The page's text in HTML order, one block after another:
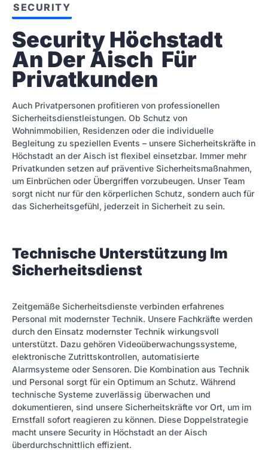
SECURITY
Security Höchstadt
An Der Aisch  Für
Privatkunden
Auch Privatpersonen profitieren von professionellen
Sicherheitsdienstleistungen. Ob Schutz von
Wohnimmobilien, Residenzen oder die individuelle
Begleitung zu speziellen Events – unsere Sicherheitskräfte in
Höchstadt an der Aisch ist flexibel einsetzbar. Immer mehr
Privatkunden setzen auf präventive Sicherheitsmaßnahmen,
um Einbrüchen oder Übergriffen vorzubeugen. Unser Team
sorgt nicht nur für den körperlichen Schutz, sondern auch für
das Sicherheitsgefühl, jederzeit in Sicherheit zu sein.
Technische Unterstützung Im
Sicherheitsdienst
Zeitgemäße Sicherheitsdienste verbinden erfahrenes
Personal mit modernster Technik. Unsere Fachkräfte werden
durch den Einsatz modernster Technik wirkungsvoll
unterstützt. Dazu gehören Videoüberwachungssysteme,
elektronische Zutrittskontrollen, automatisierte
Alarmsysteme oder Sensoren. Die Kombination aus Technik
und Personal sorgt für ein Optimum an Schutz. Während
technische Systeme zuverlässig überwachen und
dokumentieren, sind unsere Sicherheitskräfte vor Ort, um im
Ernstfall sofort reagieren zu können. Diese Doppelstrategie
macht unsere Security in Höchstadt an der Aisch
überdurchschnittlich effizient.